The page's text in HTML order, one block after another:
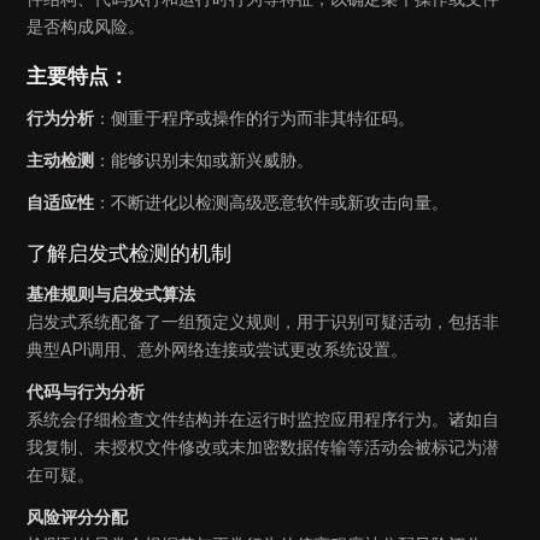
是否构成风险。
主要特点：
行为分析 ：侧重于程序或操作的行为而非其特征码。
主动检测 ：能够识别未知或新兴威胁。
自适应性 ：不断进化以检测高级恶意软件或新攻击向量。
了解启发式检测的机制
基准规则与启发式算法
启发式系统配备了一组预定义规则，用于识别可疑活动，包括非
典型API调用、意外网络连接或尝试更改系统设置。
代码与行为分析
系统会仔细检查文件结构并在运行时监控应用程序行为。诸如自
我复制、未授权文件修改或未加密数据传输等活动会被标记为潜
在可疑。
风险评分分配